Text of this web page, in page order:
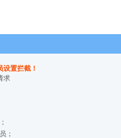
置拦截！
求
；